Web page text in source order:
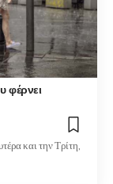
φέρνει
και την Τρίτη,